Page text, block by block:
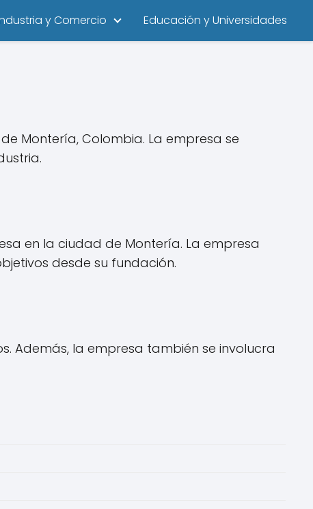
y Comercio Educación y Universidades
de Montería, Colombia. La empresa se
en la ciudad de Montería. La empresa
desde su fundación.
Además, la empresa también se involucra